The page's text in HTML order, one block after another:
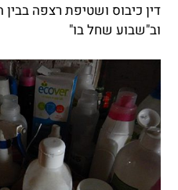
דין כיבוס ושטיפת רצפה
וב"שבוע שחל בו"